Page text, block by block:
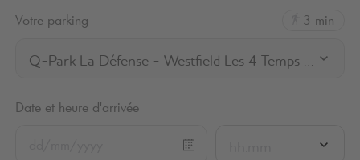
Votre parking
3 min
Q-Park La Défense - Westfield Les 4 Temps P1/P2
Date et heure d'arrivée